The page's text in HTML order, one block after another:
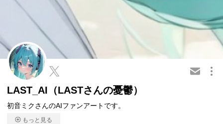
LAST_AI（LASTさんの憂鬱）
初音ミクさんのAIファンアートです。
もっと見る